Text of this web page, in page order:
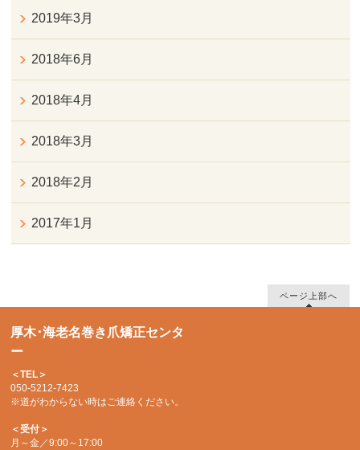
2019年3月
2018年6月
2018年4月
2018年3月
2018年2月
2017年1月
ページ上部へ
厚木･海老名巻き爪矯正センタ
ー
＜TEL＞
050-5212-7423
※道がわからない時はご連絡ください。
＜受付＞
月～金／9:00～17:00